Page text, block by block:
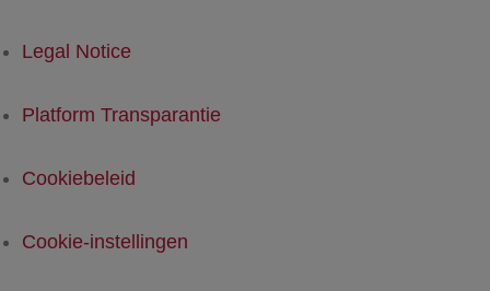
Legal Notice
Platform Transparantie
Cookiebeleid
Cookie-instellingen